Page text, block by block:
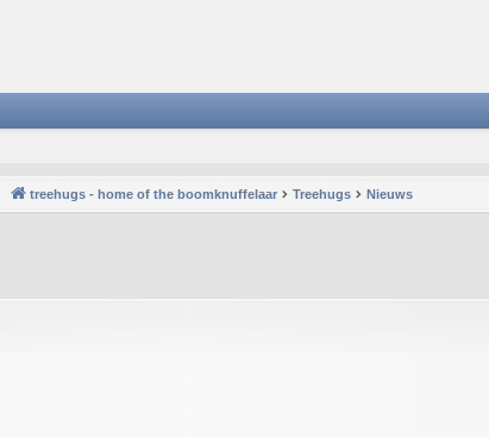
treehugs - home of the boomknuffelaar Treehugs Nieuws